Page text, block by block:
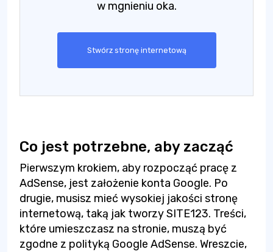
w mgnieniu oka.
Stwórz stronę internetową
Co jest potrzebne, aby zacząć
Pierwszym krokiem, aby rozpocząć pracę z
AdSense, jest założenie konta Google. Po
drugie, musisz mieć wysokiej jakości stronę
internetową, taką jak tworzy SITE123. Treści,
które umieszczasz na stronie, muszą być
zgodne z polityką Google AdSense. Wreszcie,